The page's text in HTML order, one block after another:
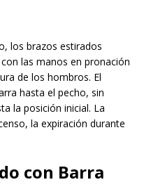
los brazos estirados
las manos en pronación
de los hombros. El
hasta el pecho, sin
la posición inicial​. La
la expiración durante
con Barra